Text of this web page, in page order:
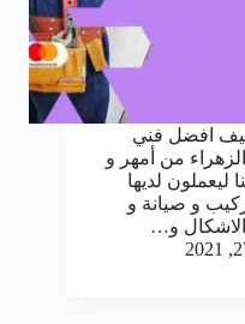
افضل فني
من أمهر و
ليعملون لديها
و صيانة و
الاشكال و…